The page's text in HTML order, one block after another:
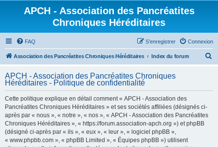
APCH - Association des Pancréatites
Chroniques Héréditaires
FAQ Connexion
S’enregistrer
Association des Pancréatites Chroniques Héréditaires Index du forum
h
APCH - Association des Pancréatites Chroniques
Héréditaires - Politique de confidentialité
Cette politique explique en détail comment « APCH - Association des
Pancréatites Chroniques Héréditaires » et ses sociétés affiliées (désignés ci-
après par « nous », « notre », « nos », « APCH - Association des Pancréatites
Chroniques Héréditaires », « https://forum.association-apch.org ») et phpBB
(désigné ci-après par « ils », « eux », « leur », « logiciel phpBB »,
« www.phpbb.com », « phpBB Limited », « Équipes phpBB ») utilisent